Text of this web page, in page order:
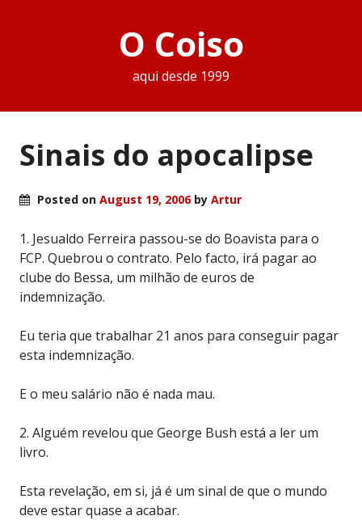
O Coiso
aqui desde 1999
Sinais do apocalipse
Posted on August 19, 2006by Artur
1. Jesualdo Ferreira passou-se do Boavista para o
FCP. Quebrou o contrato. Pelo facto, irá pagar ao
clube do Bessa, um milhão de euros de
indemnização.
Eu teria que trabalhar 21 anos para conseguir pagar
esta indemnização.
E o meu salário não é nada mau.
2. Alguém revelou que George Bush está a ler um
livro.
Esta revelação, em si, já é um sinal de que o mundo
deve estar quase a acabar.